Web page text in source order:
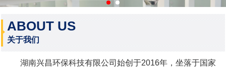
ABOUT US
关于我们
湖南兴昌环保科技有限公司始创于2016年，坐落于国家